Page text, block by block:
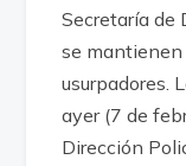
Secretaría de
se mantienen
usurpadores.
ayer (7 de
Dirección